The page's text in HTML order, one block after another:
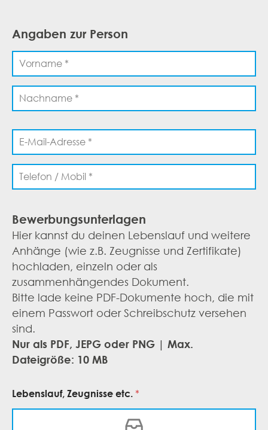
Angaben zur Person
Bewerbungsunterlagen
Hier kannst du deinen Lebenslauf und weitere
Anhänge (wie z.B. Zeugnisse und Zertifikate)
hochladen, einzeln oder als
zusammenhängendes Dokument.
Bitte lade keine PDF-Dokumente hoch, die mit
einem Passwort oder Schreibschutz versehen
sind.
Nur als PDF, JEPG oder PNG | Max.
Dateigröße: 10 MB
Lebenslauf, Zeugnisse etc. *